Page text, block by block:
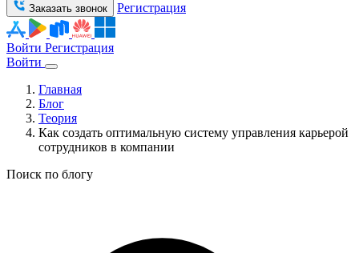
Заказать звонок Регистрация
Войти Регистрация
Войти
Главная
Блог
Теория
Как создать оптимальную систему управления карьерой
сотрудников в компании
Поиск по блогу